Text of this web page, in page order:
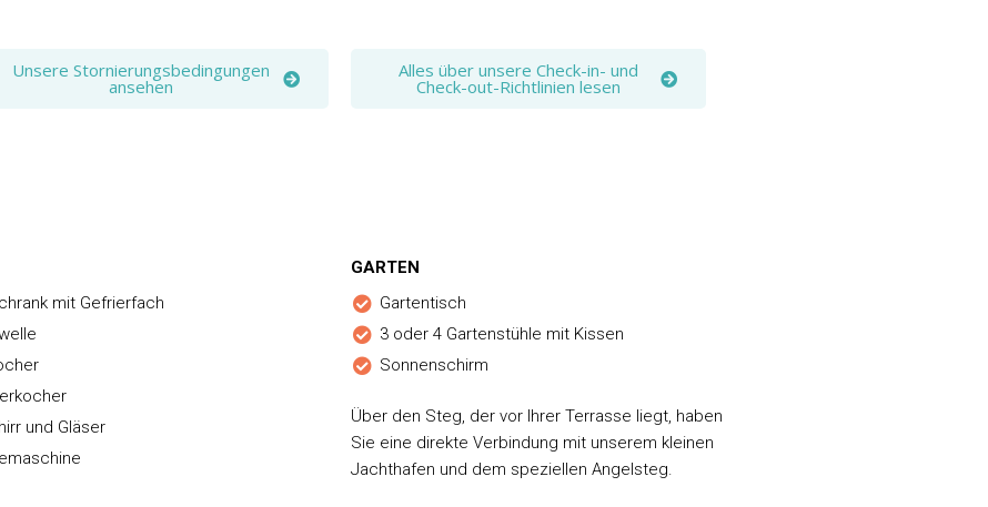
Unsere Stornierungsbedingungen
ansehen
Alles über unsere Check-in- und
Check-out-Richtlinien lesen
mit Gefrierfach
und Gläser
GARTEN
Gartentisch
3 oder 4 Gartenstühle mit Kissen
Sonnenschirm
Über den Steg, der vor Ihrer Terrasse liegt, haben
Sie eine direkte Verbindung mit unserem kleinen
Jachthafen und dem speziellen Angelsteg.